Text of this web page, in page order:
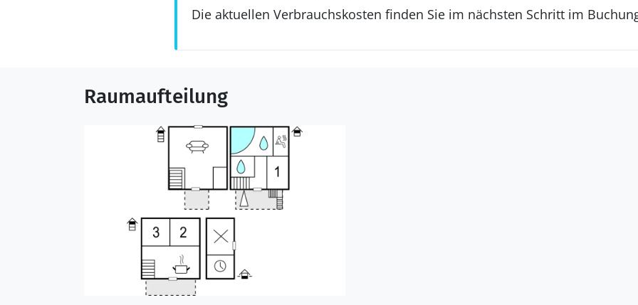
Die aktuellen Verbrauchskosten finden Sie im nächsten Schritt im
Raumaufteilung